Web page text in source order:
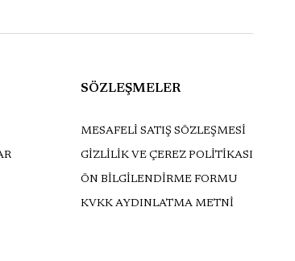
SÖZLEŞMELER
MESAFELİ SATIŞ SÖZLEŞMESİ
GİZLİLİK VE ÇEREZ POLİTİKASI
ÖN BİLGİLENDİRME FORMU
KVKK AYDINLATMA METNİ